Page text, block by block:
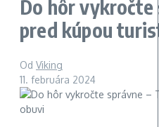
Do hôr vykročte
pred kúpou
Od Viking
11. februára 2024